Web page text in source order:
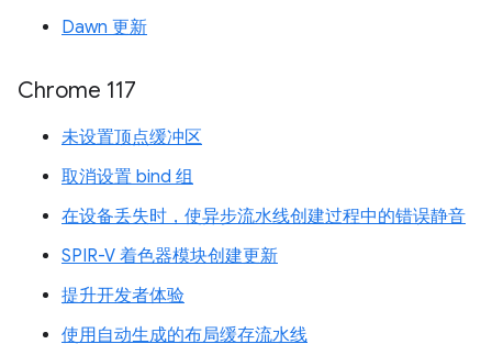
Dawn 更新
Chrome 117
未设置顶点缓冲区
取消设置 bind 组
在设备丢失时，使异步流水线创建过程中的错误静音
SPIR-V 着色器模块创建更新
提升开发者体验
使用自动生成的布局缓存流水线